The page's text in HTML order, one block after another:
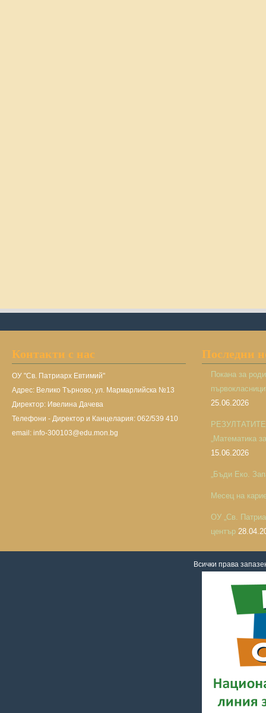
Контакти с нас
ОУ "Св. Патриарх Евтимий"
Адрес: Велико Търново, ул. Мармарлийска №13
Директор: Ивелина Дачева
Телефони - Директор и Канцелария: 062/539 410
email: info-300103@edu.mon.bg
Последни
Покана за
25.06.2026
РЕЗУЛТАТИТЕ
„Математика
15.06.2026
„Бъди Еко.
Месец на
ОУ „Св.
център
Всички права